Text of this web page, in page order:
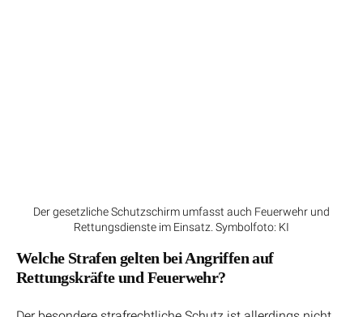
Der gesetzliche Schutzschirm umfasst auch Feuerwehr und
Rettungsdienste im Einsatz. Symbolfoto: KI
Welche Strafen gelten bei Angriffen auf
Rettungskräfte und Feuerwehr?